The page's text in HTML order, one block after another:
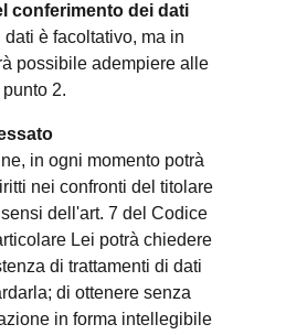
conferimento dei dati
dati è facoltativo, ma in
possibile adempiere alle
2.
in ogni momento potrà
nei confronti del titolare
dell'art. 7 del Codice
Lei potrà chiedere
di trattamenti di dati
di ottenere senza
in forma intellegibile